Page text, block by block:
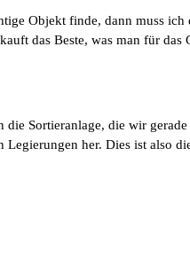
Objekt finde, dann muss ich
das Beste, was man für das
Sortieranlage, die wir
her. Dies ist also